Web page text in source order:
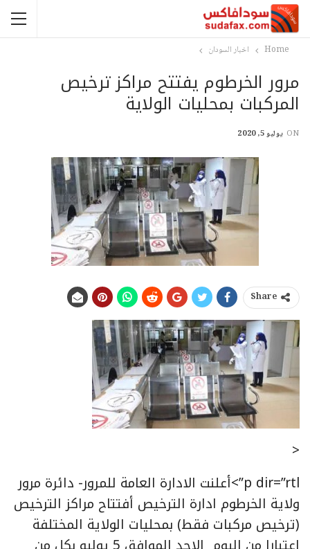
Home اخبار السودان
مرور الخرطوم يفتتح مراكز ترخيص
المركبات بمحليات الولاية
ON يوليو 5, 2020
Share
<
p dir=”rtl”>أعلنت الادارة العامة للمرور- دائرة مرور
ولاية الخرطوم ادارة الترخيص أفتتاح مراكز الترخيص
(ترخيص مركبات فقط) بمحليات الولاية المختلفة